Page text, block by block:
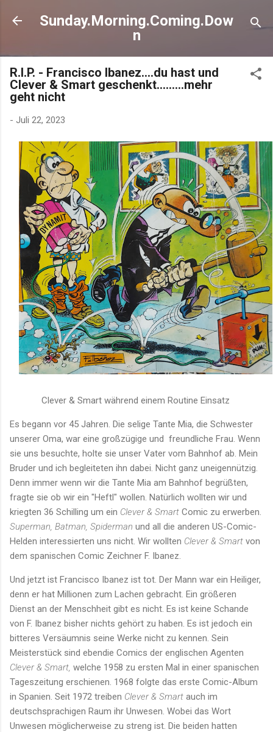
Direkt zum Hauptbereich
Sunday.Morning.Coming.Dow
n
R.I.P. - Francisco Ibanez....du hast und
Clever & Smart geschenkt.........mehr
geht nicht
- Juli 22, 2023
Clever & Smart während einem Routine Einsatz
Es begann vor 45 Jahren. Die selige Tante Mia, die Schwester
unserer Oma, war eine großzügige und freundliche Frau. Wenn
sie uns besuchte, holte sie unser Vater vom Bahnhof ab. Mein
Bruder und ich begleiteten ihn dabei. Nicht ganz uneigennützig.
Denn immer wenn wir die Tante Mia am Bahnhof begrüßten,
fragte sie ob wir ein "Heftl" wollen. Natürlich wollten wir und
kriegten 36 Schilling um ein Clever & Smart Comic zu erwerben.
Superman, Batman, Spiderman und all die anderen US-Comic-
Helden interessierten uns nicht. Wir wollten Clever & Smart von
dem spanischen Comic Zeichner F. Ibanez.
Und jetzt ist Francisco Ibanez ist tot. Der Mann war ein Heiliger,
denn er hat Millionen zum Lachen gebracht. Ein größeren
Dienst an der Menschheit gibt es nicht. Es ist keine Schande
von F. Ibanez bisher nichts gehört zu haben. Es ist jedoch ein
bitteres Versäumnis seine Werke nicht zu kennen. Sein
Meisterstück sind ebendie Comics der englischen Agenten
Clever & Smart, welche 1958 zu ersten Mal in einer spanischen
Tageszeitung erschienen. 1968 folgte das erste Comic-Album
in Spanien. Seit 1972 treiben Clever & Smart auch im
deutschsprachigen Raum ihr Unwesen. Wobei das Wort
Unwesen möglicherweise zu streng ist. Die beiden hatten